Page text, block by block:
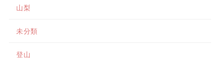
山梨
未分類
登山